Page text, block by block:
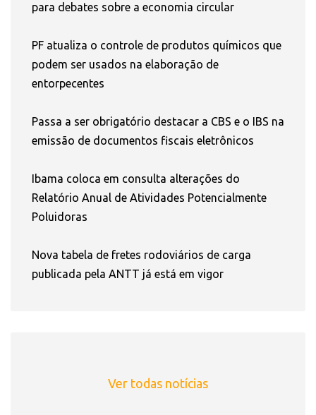
para debates sobre a economia circular
PF atualiza o controle de produtos químicos que
podem ser usados na elaboração de
entorpecentes
Passa a ser obrigatório destacar a CBS e o IBS na
emissão de documentos fiscais eletrônicos
Ibama coloca em consulta alterações do
Relatório Anual de Atividades Potencialmente
Poluidoras
Nova tabela de fretes rodoviários de carga
publicada pela ANTT já está em vigor
Ver todas notícias